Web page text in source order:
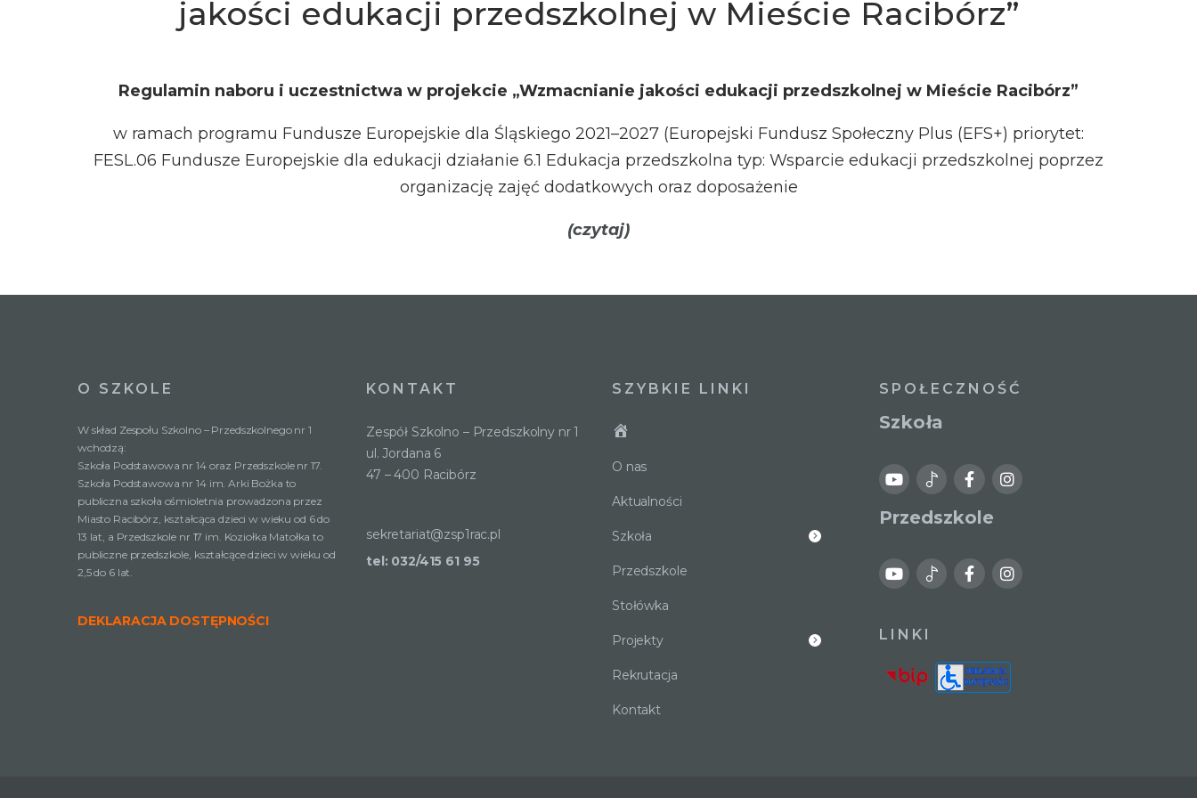
jakości edukacji przedszkolnej w Mieście Racibórz”
Regulamin naboru i uczestnictwa w projekcie „Wzmacnianie jakości edukacji przedszkolnej w Mieście Racibórz”
w ramach programu Fundusze Europejskie dla Śląskiego 2021–2027 (Europejski Fundusz Społeczny Plus (EFS+) priorytet:
FESL.06 Fundusze Europejskie dla edukacji działanie 6.1 Edukacja przedszkolna typ: Wsparcie edukacji przedszkolnej poprzez
organizację zajęć dodatkowych oraz doposażenie
(czytaj)
O SZKOLE
W skład Zespołu Szkolno – Przedszkolnego nr 1
wchodzą:
Szkoła Podstawowa nr 14 oraz Przedszkole nr 17.
Szkoła Podstawowa nr 14 im. Arki Bożka to
publiczna szkoła ośmioletnia prowadzona przez
Miasto Racibórz, kształcąca dzieci w wieku od 6 do
13 lat, a Przedszkole nr 17 im. Koziołka Matołka to
publiczne przedszkole, kształcące dzieci w wieku od
2,5 do 6 lat.
DEKLARACJA DOSTĘPNOŚCI
KONTAKT
Zespół Szkolno – Przedszkolny nr 1
ul. Jordana 6
47 – 400 Racibórz
sekretariat@zsp1rac.pl
tel: 032/415 61 95
SZYBKIE LINKI
O nas
Aktualności
Szkoła
Przedszkole
Stołówka
Projekty
Rekrutacja
Kontakt
SPOŁECZNOŚĆ
Szkoła
Przedszkole
LINKI